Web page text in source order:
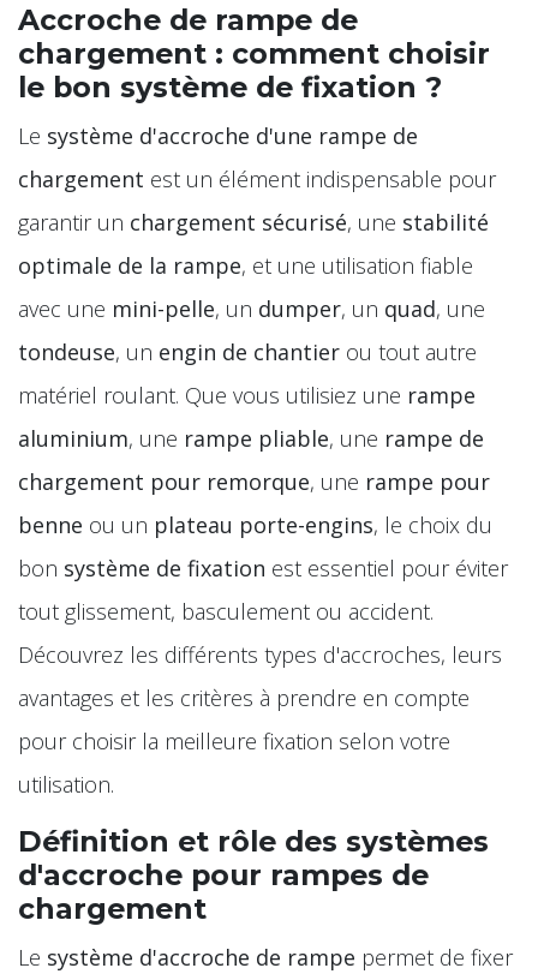
Accroche de rampe de
chargement : comment choisir
le bon système de fixation ?
Le système d'accroche d'une rampe de
chargement est un élément indispensable pour
garantir un chargement sécurisé, une stabilité
optimale de la rampe, et une utilisation fiable
avec une mini-pelle, un dumper, un quad, une
tondeuse, un engin de chantier ou tout autre
matériel roulant. Que vous utilisiez une rampe
aluminium, une rampe pliable, une rampe de
chargement pour remorque, une rampe pour
benne ou un plateau porte-engins, le choix du
bon système de fixation est essentiel pour éviter
tout glissement, basculement ou accident.
Découvrez les différents types d'accroches, leurs
avantages et les critères à prendre en compte
pour choisir la meilleure fixation selon votre
utilisation.
Définition et rôle des systèmes
d'accroche pour rampes de
chargement
Le système d'accroche de rampe permet de fixer